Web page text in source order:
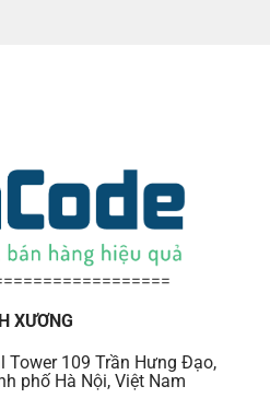
XƯƠNG
109 Trần Hưng Đạo,
phố Hà Nội, Việt Nam